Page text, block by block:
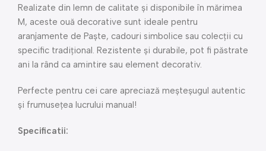
Realizate din lemn de calitate și disponibile în mărimea
M, aceste ouă decorative sunt ideale pentru
aranjamente de Paște, cadouri simbolice sau colecții cu
specific tradițional. Rezistente și durabile, pot fi păstrate
ani la rând ca amintire sau element decorativ.
Perfecte pentru cei care apreciază meșteșugul autentic
și frumusețea lucrului manual!
Specificatii: